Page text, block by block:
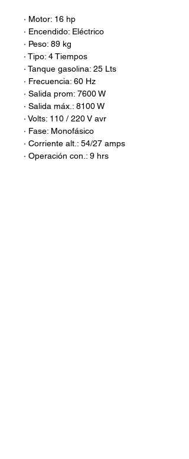
· Motor: 16 hp
· Encendido: Eléctrico
· Peso: 89 kg
· Tipo: 4 Tiempos
· Tanque gasolina: 25 Lts
· Frecuencia: 60 Hz
· Salida prom: 7600 W
· Salida máx.: 8100 W
· Volts: 110 / 220 V avr
· Fase: Monofásico
· Corriente alt.: 54/27 amps
· Operación con.: 9 hrs